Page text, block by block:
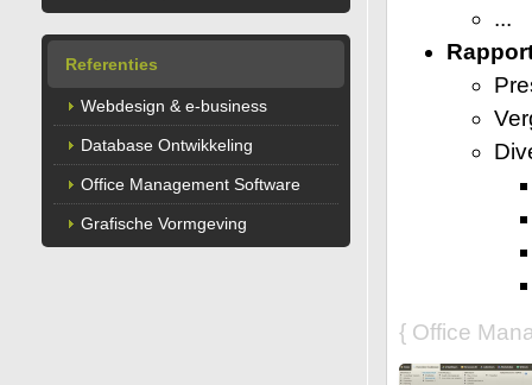
Referenties
Webdesign & e-business
Database Ontwikkeling
Office Management Software
Grafische Vormgeving
...
{ Office